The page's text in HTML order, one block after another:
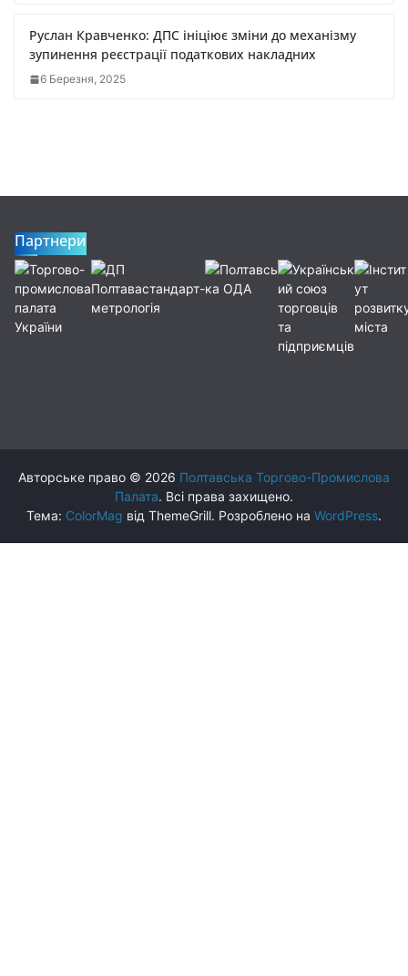
Руслан Кравченко: ДПС ініціює зміни до механізму
зупинення реєстрації податкових накладних
6 Березня, 2025
Партнери
Авторське право © 2026 Полтавська Торгово-Промислова
Палата. Всі права захищено.
Тема: ColorMag від ThemeGrill. Розроблено на WordPress.